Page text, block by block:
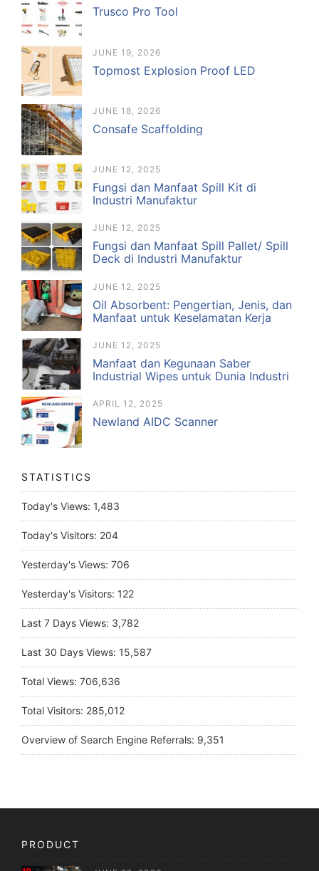
Trusco Pro Tool
JUNE 19, 2026
Topmost Explosion Proof LED
JUNE 18, 2026
Consafe Scaffolding
JUNE 12, 2025
Fungsi dan Manfaat Spill Kit di
Industri Manufaktur
JUNE 12, 2025
Fungsi dan Manfaat Spill Pallet/ Spill
Deck di Industri Manufaktur
JUNE 12, 2025
Oil Absorbent: Pengertian, Jenis, dan
Manfaat untuk Keselamatan Kerja
JUNE 12, 2025
Manfaat dan Kegunaan Saber
Industrial Wipes untuk Dunia Industri
APRIL 12, 2025
Newland AIDC Scanner
STATISTICS
Today's Views: 1,483
Today's Visitors: 204
Yesterday's Views: 706
Yesterday's Visitors: 122
Last 7 Days Views: 3,782
Last 30 Days Views: 15,587
Total Views: 706,636
Total Visitors: 285,012
Overview of Search Engine Referrals: 9,351
PRODUCT